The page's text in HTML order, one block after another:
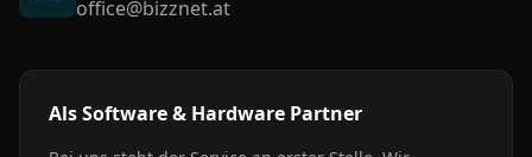
office@bizznet.at
Als Software & Hardware Partner